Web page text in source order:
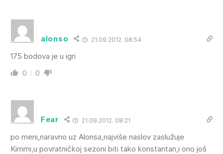
alonso 21.09.2012. 08:54
175 bodova je u igri
0 0
Fear 21.09.2012. 08:21
po meni,naravno uz Alonsa,najviše naslov zaslužuje
Kimmi,u povratničkoj sezoni biti tako konstantan,i ono još